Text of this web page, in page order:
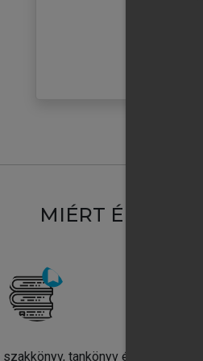
MIÉRT
szakkönyv, tankönyv és